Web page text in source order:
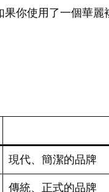
你使用了一個華
現代、簡潔的品牌
傳統、正式的品牌